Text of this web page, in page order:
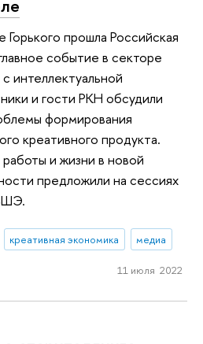
прошла Российская
событие в секторе
интеллектуальной
и гости РКН обсудили
формирования
креативного продукта.
и жизни в новой
предложили на сессиях
креативная экономика медиа
11 июля 2022